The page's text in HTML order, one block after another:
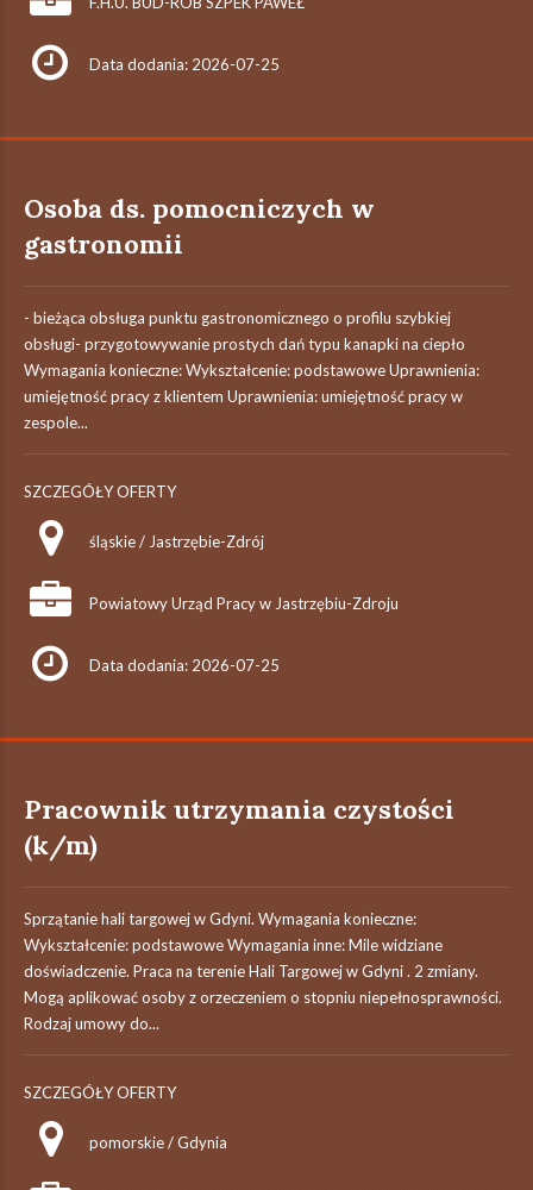
Data dodania: 2026-07-25
Osoba ds. pomocniczych w
gastronomii
- bieżąca obsługa punktu gastronomicznego o profilu szybkiej
obsługi- przygotowywanie prostych dań typu kanapki na ciepło
Wymagania konieczne: Wykształcenie: podstawowe Uprawnienia:
umiejętność pracy z klientem Uprawnienia: umiejętność pracy w
zespole...
SZCZEGÓŁY OFERTY
śląskie / Jastrzębie-Zdrój
Powiatowy Urząd Pracy w Jastrzębiu-Zdroju
Data dodania: 2026-07-25
Pracownik utrzymania czystości
(k/m)
Sprzątanie hali targowej w Gdyni. Wymagania konieczne:
Wykształcenie: podstawowe Wymagania inne: Mile widziane
doświadczenie. Praca na terenie Hali Targowej w Gdyni . 2 zmiany.
Mogą aplikować osoby z orzeczeniem o stopniu niepełnosprawności.
Rodzaj umowy do...
SZCZEGÓŁY OFERTY
pomorskie / Gdynia